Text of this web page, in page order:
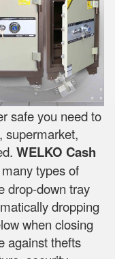
safe you need to
supermarket,
WELKO Cash
types of
drop-down tray
dropping
when closing
against thefts